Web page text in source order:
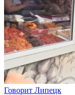
Говорит Липецк